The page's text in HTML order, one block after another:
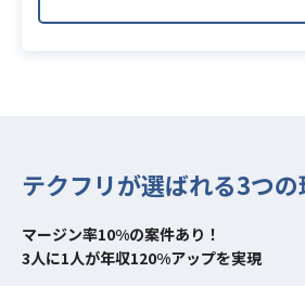
テクフリが選ばれる3つの
マージン率10%の案件あり！
3人に1人が年収120%アップを実現